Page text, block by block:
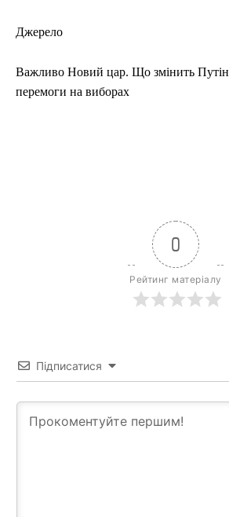
Джерело
Важливо Новий цар. Що змінить Путін в
перемоги на виборах
0
Рейтинг матеріалу
Підписатися